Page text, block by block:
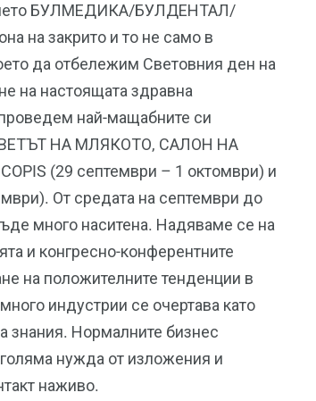
БУЛМЕДИКА/БУЛДЕНТАЛ/
на закрито и то не само в
да отбележим Световния ден на
на настоящата здравна
най-мащабните си
НА МЛЯКОТО, САЛОН НА
(29 септември – 1 октомври) и
От средата на септември до
много наситена. Надяваме се на
и конгресно-конферентните
на положителните тенденции в
индустрии се очертава като
знания. Нормалните бизнес
нужда от изложения и
наживо.